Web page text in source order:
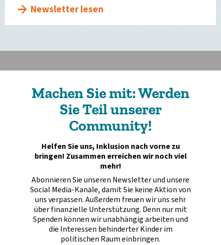
Newsletter lesen
Machen Sie mit: Werden
Sie Teil unserer
Community!
Helfen Sie uns, Inklusion nach vorne zu
bringen! Zusammen erreichen wir noch viel
mehr!
Abonnieren Sie unseren Newsletter und unsere
Social Media-Kanäle, damit Sie keine Aktion von
uns verpassen. Außerdem freuen wir uns sehr
über finanzielle Unterstützung. Denn nur mit
Spenden können wir unabhängig arbeiten und
die Interessen behinderter Kinder im
politischen Raum einbringen.